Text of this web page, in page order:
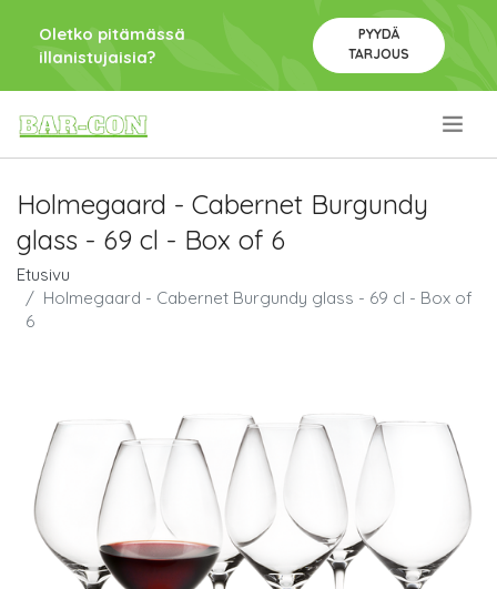
Oletko pitämässä
illanistujaisia?
PYYDÄ
TARJOUS
Holmegaard - Cabernet Burgundy
glass - 69 cl - Box of 6
Etusivu
Holmegaard - Cabernet Burgundy glass - 69 cl - Box of
6